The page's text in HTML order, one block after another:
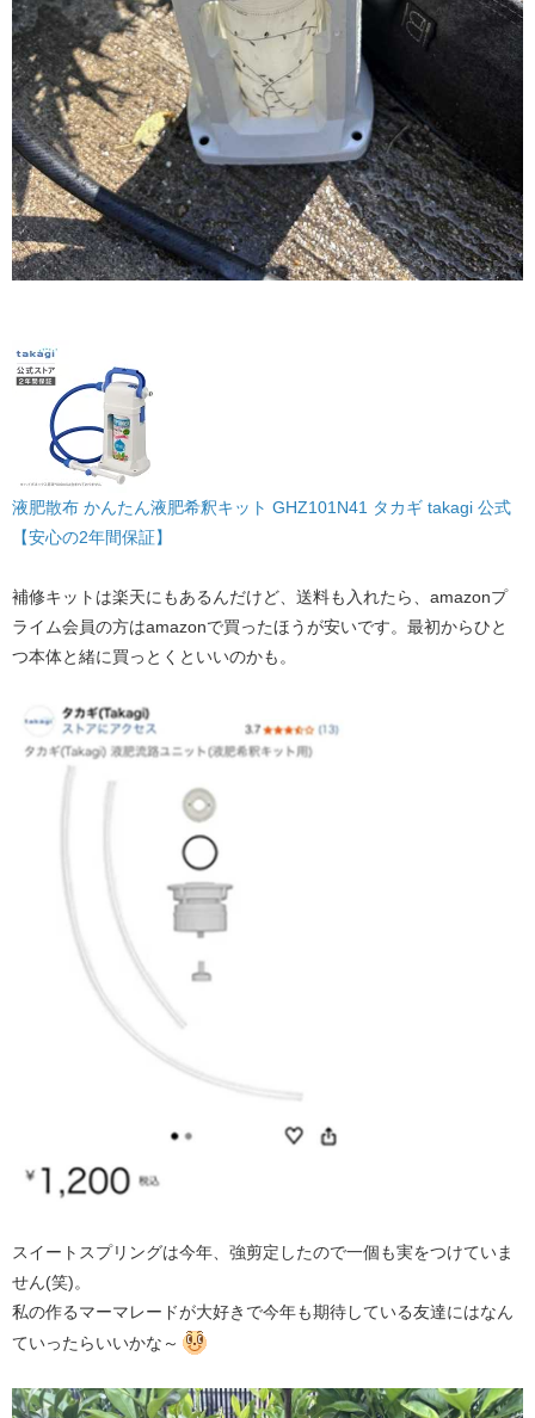
液肥散布 かんたん液肥希釈キット GHZ101N41 タカギ takagi 公式
【安心の2年間保証】
補修キットは楽天にもあるんだけど、送料も入れたら、amazonプ
ライム会員の方はamazonで買ったほうが安いです。最初からひと
つ本体と緒に買っとくといいのかも。
スイートスプリングは今年、強剪定したので一個も実をつけていま
せん(笑)。
私の作るマーマレードが大好きで今年も期待している友達にはなん
ていったらいいかな～